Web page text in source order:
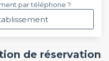
par téléphone ?
de réservation